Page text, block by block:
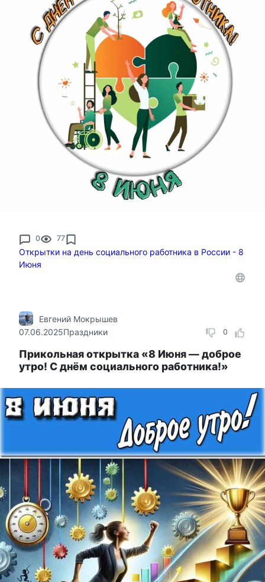
0 77
Открытки на день социального работника в России - 8
Июня
0
Евгений Мокрышев
07.06.2025Праздники
Прикольная открытка «8 Июня — доброе
утро! С днём социального работника!»